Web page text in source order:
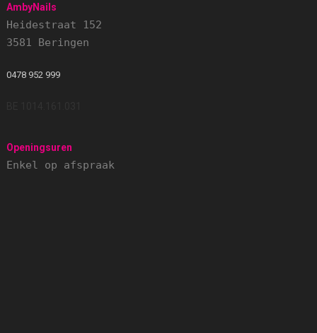
AmbyNails
Heidestraat 152
3581 Beringen
0478 952 999
Openingsuren
Enkel op afspraak